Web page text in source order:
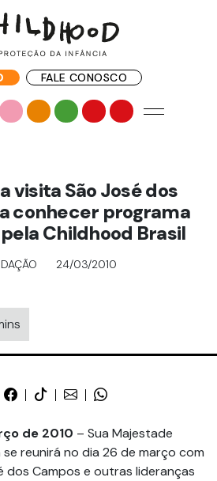
FALE CONOSCO
visita São José dos
conhecer programa
Childhood Brasil
24/03/2010
de 2010 – Sua Majestade
se reunirá no dia 26 de março com
dos Campos e outras lideranças